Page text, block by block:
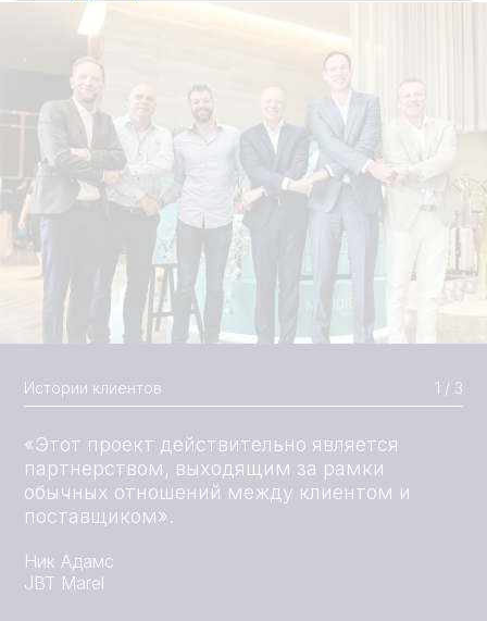
Истории клиентов 1 / 3
«Этот проект действительно является
партнерством, выходящим за рамки
обычных отношений между клиентом и
поставщиком».
Ник Адамс
JBT Marel
Подробнее